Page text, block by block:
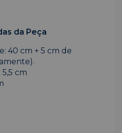
da Peça
40 cm + 5 cm de
cm